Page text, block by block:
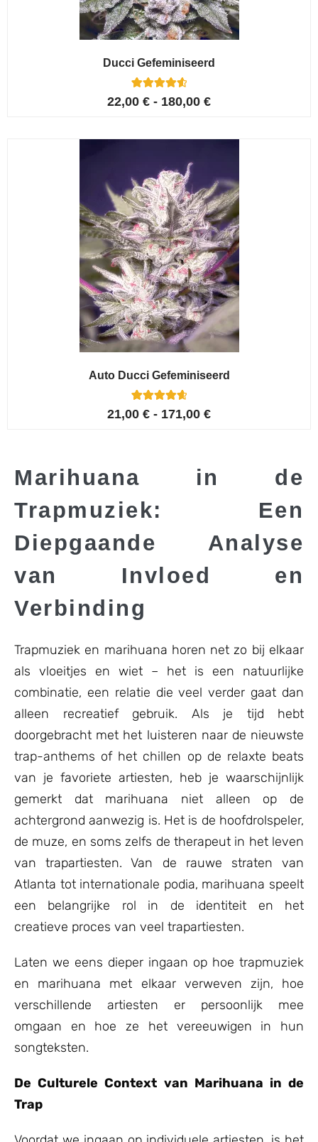
Ducci Gefeminiseerd
Gewaardeer
gebaseerd
6
22,00 € - 180,00 €
Auto Ducci Gefeminiseerd
Gewaardeerd
4.75
4
21,00 € - 171,00 €
Marihuana in de
Trapmuziek: Een
Diepgaande Analyse
van Invloed en
Verbinding
Trapmuziek en marihuana horen net zo bij elkaar
als vloeitjes en wiet – het is een natuurlijke
combinatie, een relatie die veel verder gaat dan
alleen recreatief gebruik. Als je tijd hebt
doorgebracht met het luisteren naar de nieuwste
trap-anthems of het chillen op de relaxte beats
van je favoriete artiesten, heb je waarschijnlijk
gemerkt dat marihuana niet alleen op de
achtergrond aanwezig is. Het is de hoofdrolspeler,
de muze, en soms zelfs de therapeut in het leven
van trapartiesten. Van de rauwe straten van
Atlanta tot internationale podia, marihuana speelt
een belangrijke rol in de identiteit en het
creatieve proces van veel trapartiesten.
Laten we eens dieper ingaan op hoe trapmuziek
en marihuana met elkaar verweven zijn, hoe
verschillende artiesten er persoonlijk mee
omgaan en hoe ze het vereeuwigen in hun
songteksten.
De Culturele Context van Marihuana in de
Trap